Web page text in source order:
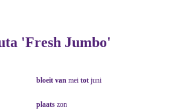
'Fresh Jumbo'
bloeit van mei tot juni
plaats zon